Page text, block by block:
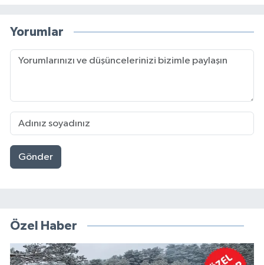
Yorumlar
Gönder
Özel Haber